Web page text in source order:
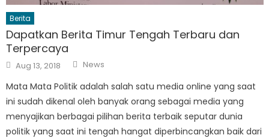
Berita
Dapatkan Berita Timur Tengah Terbaru dan
Terpercaya
Posted
on
Aug 13, 2018 Author
News
Mata Mata Politik adalah salah satu media online yang saat
ini sudah dikenal oleh banyak orang sebagai media yang
menyajikan berbagai pilihan berita terbaik seputar dunia
politik yang saat ini tengah hangat diperbincangkan baik dari